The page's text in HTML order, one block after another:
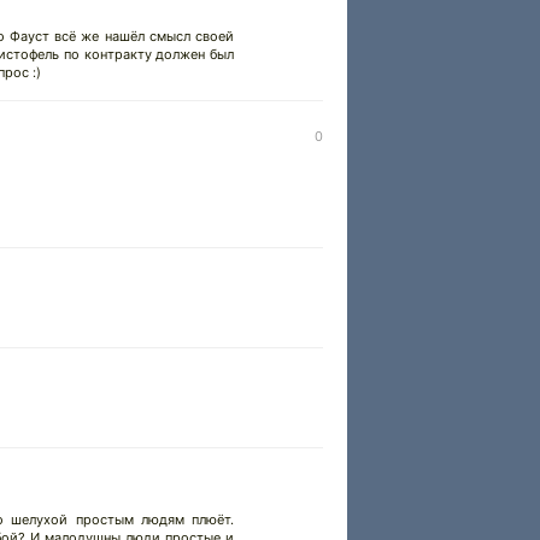
Фауст всё же нашёл смысл своей
по контракту должен был
:)
0
шелухой простым людям плюёт.